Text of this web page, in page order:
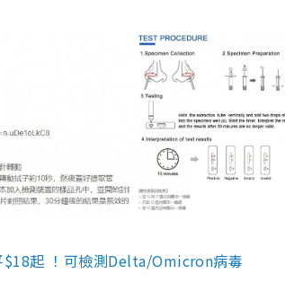
$18起 ！可檢測Delta/Omicron病毒